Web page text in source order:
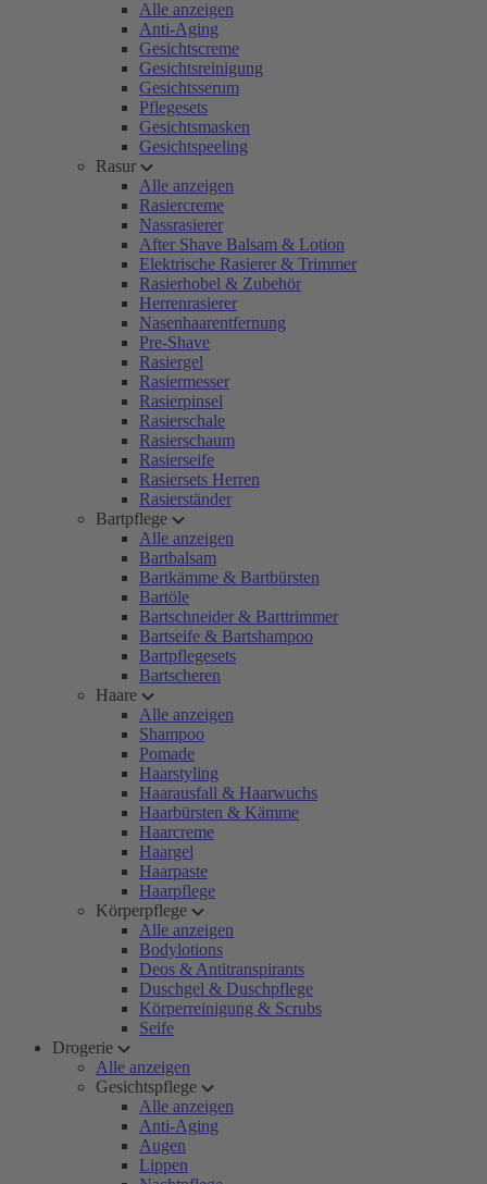
Alle anzeigen
Anti-Aging
Gesichtscreme
Gesichtsreinigung
Gesichtsserum
Pflegesets
Gesichtsmasken
Gesichtspeeling
Rasur
Alle anzeigen
Rasiercreme
Nassrasierer
After Shave Balsam & Lotion
Elektrische Rasierer & Trimmer
Rasierhobel & Zubehör
Herrenrasierer
Nasenhaarentfernung
Pre-Shave
Rasiergel
Rasiermesser
Rasierpinsel
Rasierschale
Rasierschaum
Rasierseife
Rasiersets Herren
Rasierständer
Bartpflege
Alle anzeigen
Bartbalsam
Bartkämme & Bartbürsten
Bartöle
Bartschneider & Barttrimmer
Bartseife & Bartshampoo
Bartpflegesets
Bartscheren
Haare
Alle anzeigen
Shampoo
Pomade
Haarstyling
Haarausfall & Haarwuchs
Haarbürsten & Kämme
Haarcreme
Haargel
Haarpaste
Haarpflege
Körperpflege
Alle anzeigen
Bodylotions
Deos & Antitranspirants
Duschgel & Duschpflege
Körperreinigung & Scrubs
Seife
Drogerie
Alle anzeigen
Gesichtspflege
Alle anzeigen
Anti-Aging
Augen
Lippen